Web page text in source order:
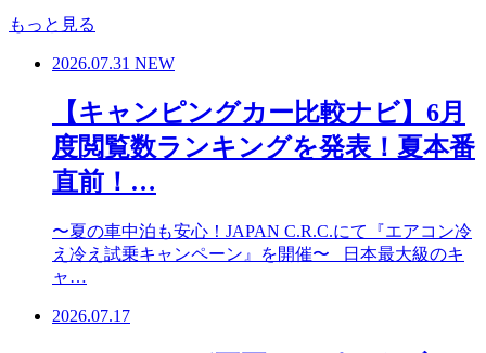
もっと見る
2026.07.31 NEW
【キャンピングカー比較ナビ】6月
度閲覧数ランキングを発表！夏本番
直前！…
〜夏の車中泊も安心！JAPAN C.R.C.にて『エアコン冷
え冷え試乗キャンペーン』を開催〜 日本最大級のキ
ャ…
2026.07.17